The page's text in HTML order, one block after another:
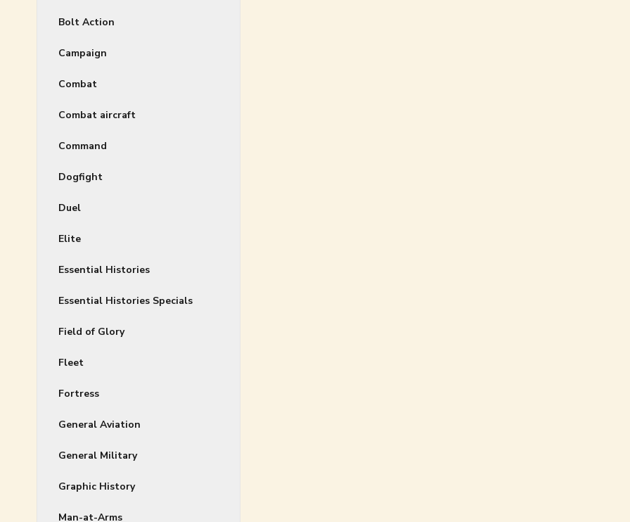
Bolt Action
Campaign
Combat
Combat aircraft
Command
Dogfight
Duel
Elite
Essential Histories
Essential Histories Specials
Field of Glory
Fleet
Fortress
General Aviation
General Military
Graphic History
Man-at-Arms